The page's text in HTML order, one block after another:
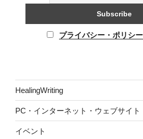
プライバシー・ポリシー
HealingWriting
PC・インターネット・ウェブサイト
イベント